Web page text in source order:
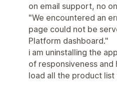
on email support, no
"We encountered an
page could not be
Platform dashboard."
i am uninstalling the
of responsiveness and
load all the product